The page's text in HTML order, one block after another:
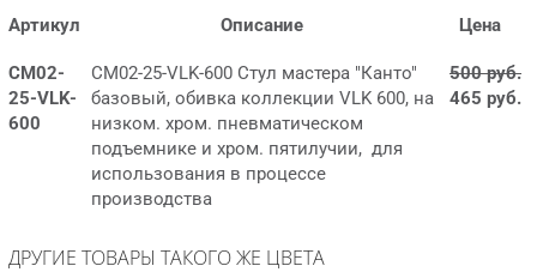
Артикул Описание Цена
СМ02-
25-VLK-
600
СМ02-25-VLK-600 Стул мастера "Канто"
базовый, обивка коллекции VLK 600, на
низком. хром. пневматическом
подъемнике и хром. пятилучии, для
использования в процессе
производства
500 руб.
465 руб.
ДРУГИЕ ТОВАРЫ ТАКОГО ЖЕ ЦВЕТА